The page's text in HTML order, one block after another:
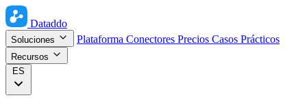
Dataddo
Soluciones Plataforma Conectores Precios Casos Prácticos
Recursos
ES